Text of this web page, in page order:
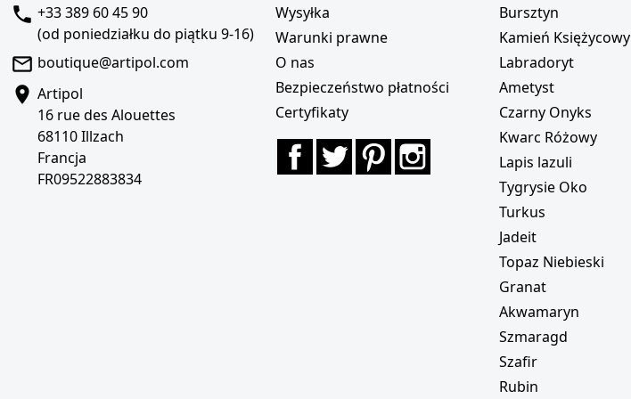
+33 389 60 45 90
(od poniedziałku do piątku 9-16)
boutique@artipol.com
Artipol
16 rue des Alouettes
68110 Illzach
Francja
FR09522883834
Wysyłka
Warunki prawne
O nas
Bezpieczeństwo płatności
Certyfikaty
FacebookTwitterPinterest
Bursztyn
Kamień Księżycowy
Labradoryt
Ametyst
Czarny Onyks
Kwarc Różowy
Lapis lazuli
Tygrysie Oko
Turkus
Jadeit
Topaz Niebieski
Granat
Akwamaryn
Szmaragd
Szafir
Rubin